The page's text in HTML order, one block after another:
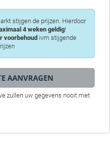
stijgen de prijzen. Hierdoor
4 weken geldig!
voorbehoud ivm stijgende
zullen uw gegevens nooit met